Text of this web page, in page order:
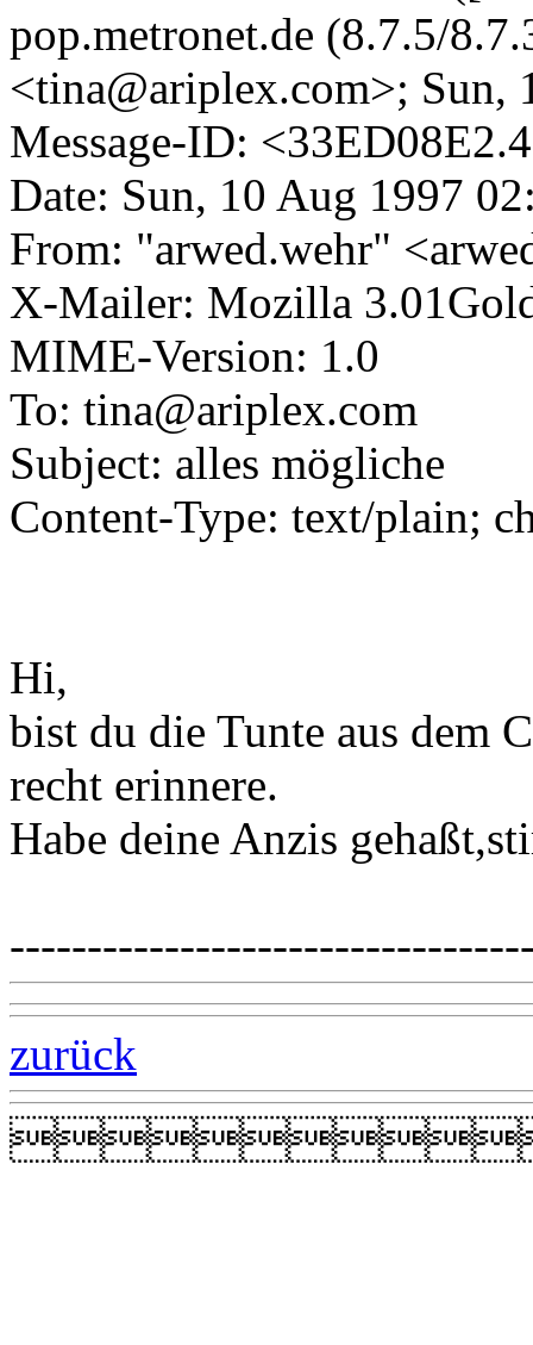
pop.metronet.de (8.7.5/
<tina@ariplex.com>; Sun,
Message-ID:
Date: Sun, 10 Aug 1997
From: "arwed.wehr"
X-Mailer: Mozilla
MIME-Version: 1.0
To: tina@ariplex.com
Subject: alles mögliche
Content-Type: text/plain;
Hi,
bist du die Tunte aus dem
recht erinnere.
Habe deine Anzis
zurück